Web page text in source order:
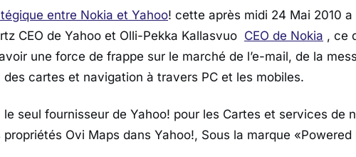
entre Nokia et Yahoo! cette après midi 24 Mai 2010
CEO de Yahoo et Olli-Pekka Kallasvuo CEO de Nokia , ce
une force de frappe sur le marché de l’e-mail, de la
des cartes et navigation à travers PC et les mobiles.
le seul fournisseur de Yahoo! pour les Cartes et services de
Ovi Maps dans Yahoo!, Sous la marque «Powered